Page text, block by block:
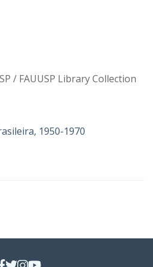
/ FAUUSP Library Collection
1950-1970